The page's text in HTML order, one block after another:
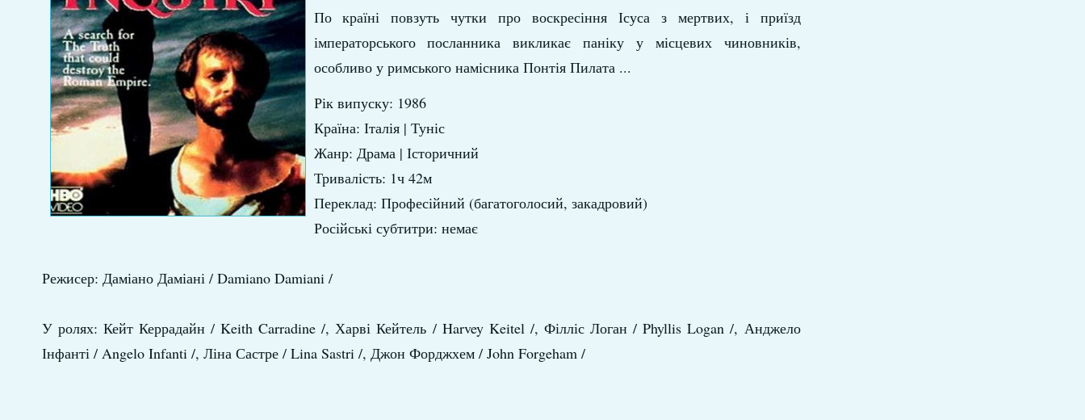
По країні повзуть чутки про воскресіння Ісуса з мертвих, і приїзд
імператорського посланника викликає паніку у місцевих чиновників,
особливо у римського намісника Понтія Пилата ...
Рік випуску: 1986
Країна: Італія | Туніс
Жанр: Драма | Історичний
Тривалість: 1ч 42м
Переклад: Професійний (багатоголосий, закадровий)
Російські субтитри: немає
Режисер: Даміано Даміані / Damiano Damiani /
У ролях: Кейт Керрадайн / Keith Carradine /, Харві Кейтель / Harvey Keitel /, Філліс Логан / Phyllis Logan /, Анджело
Інфанті / Angelo Infanti /, Ліна Састре / Lina Sastri /, Джон Форджхем / John Forgeham /